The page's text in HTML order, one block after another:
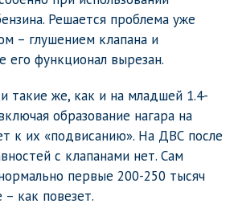
Решается проблема уже
– глушением клапана и
его функционал вырезан.
такие же, как и на младшей 1.4-
образование нагара на
к их «подвисанию». На ДВС после
с клапанами нет. Сам
первые 200-250 тысяч
как повезет.